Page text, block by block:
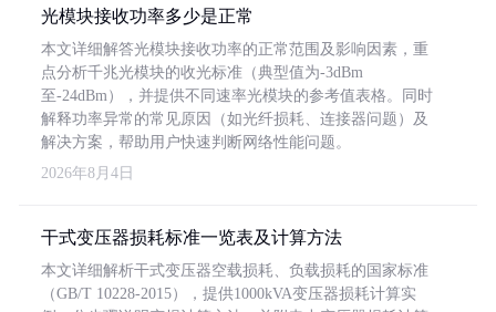
光模块接收功率多少是正常
本文详细解答光模块接收功率的正常范围及影响因素，重
点分析千兆光模块的收光标准（典型值为-3dBm
至-24dBm），并提供不同速率光模块的参考值表格。同时
解释功率异常的常见原因（如光纤损耗、连接器问题）及
解决方案，帮助用户快速判断网络性能问题。
2026年8月4日
干式变压器损耗标准一览表及计算方法
本文详细解析干式变压器空载损耗、负载损耗的国家标准
（GB/T 10228-2015），提供1000kVA变压器损耗计算实